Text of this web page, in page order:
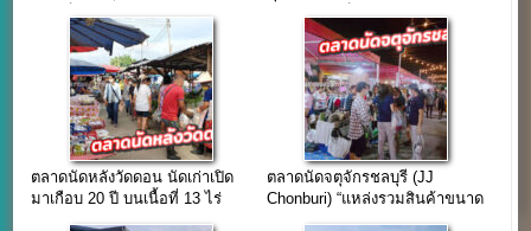
ตลาดนัดหลังวัดดอน นัดเก่าเปิด
มาเกือบ 20 ปี บนเนื้อที่ 13 ไร่
ตลาดนัดจตุจักรชลบุรี (JJ
Chonburi) “แหล่งรวมสินค้าขนาด